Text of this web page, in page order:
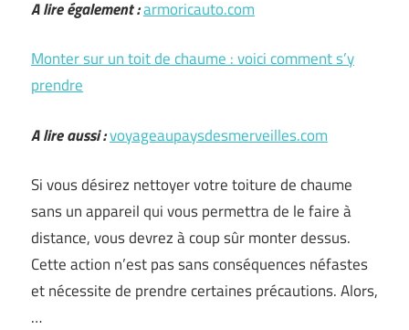
A lire également :armoricauto.com
Monter sur un toit de chaume : voici comment s’y
prendre
A lire aussi :voyageaupaysdesmerveilles.com
Si vous désirez nettoyer votre toiture de chaume
sans un appareil qui vous permettra de le faire à
distance, vous devrez à coup sûr monter dessus.
Cette action n’est pas sans conséquences néfastes
et nécessite de prendre certaines précautions. Alors,
…